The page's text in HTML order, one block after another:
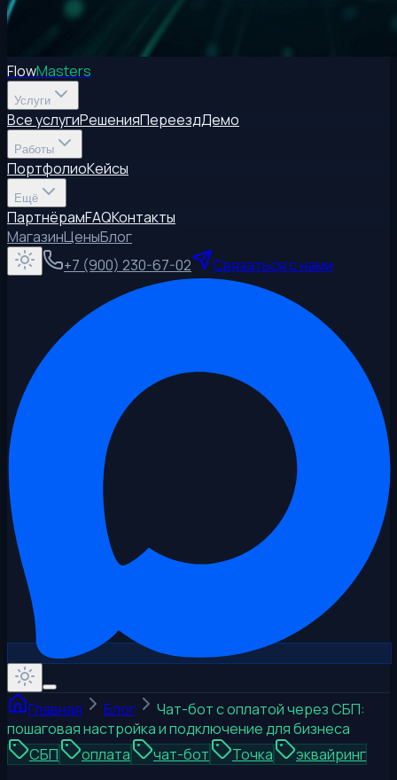
FlowMasters
Услуги
Все услугиРешенияПереездДемо
Работы
ПортфолиоКейсы
Ещё
ПартнёрамFAQКонтакты
МагазинЦеныБлог
+7 (900) 230-67-02
Связаться с нами
Главная Блог
Чат-бот с оплатой через СБП:
пошаговая настройка и подключение для бизнеса
СБП
оплата чат-бот Точка эквайринг